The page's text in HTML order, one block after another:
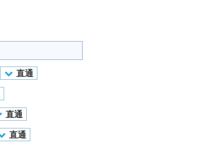
直通
直通
直通